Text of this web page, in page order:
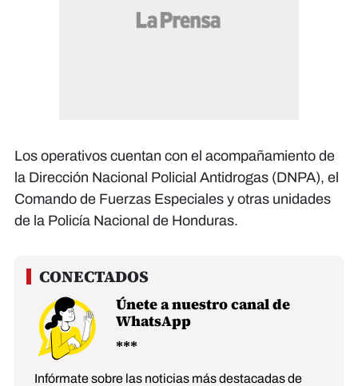
Los operativos cuentan con el acompañamiento de
la Dirección Nacional Policial Antidrogas (DNPA), el
Comando de Fuerzas Especiales y otras unidades
de la Policía Nacional de Honduras.
Únete a nuestro canal de
WhatsApp
Infórmate sobre las noticias más destacadas de